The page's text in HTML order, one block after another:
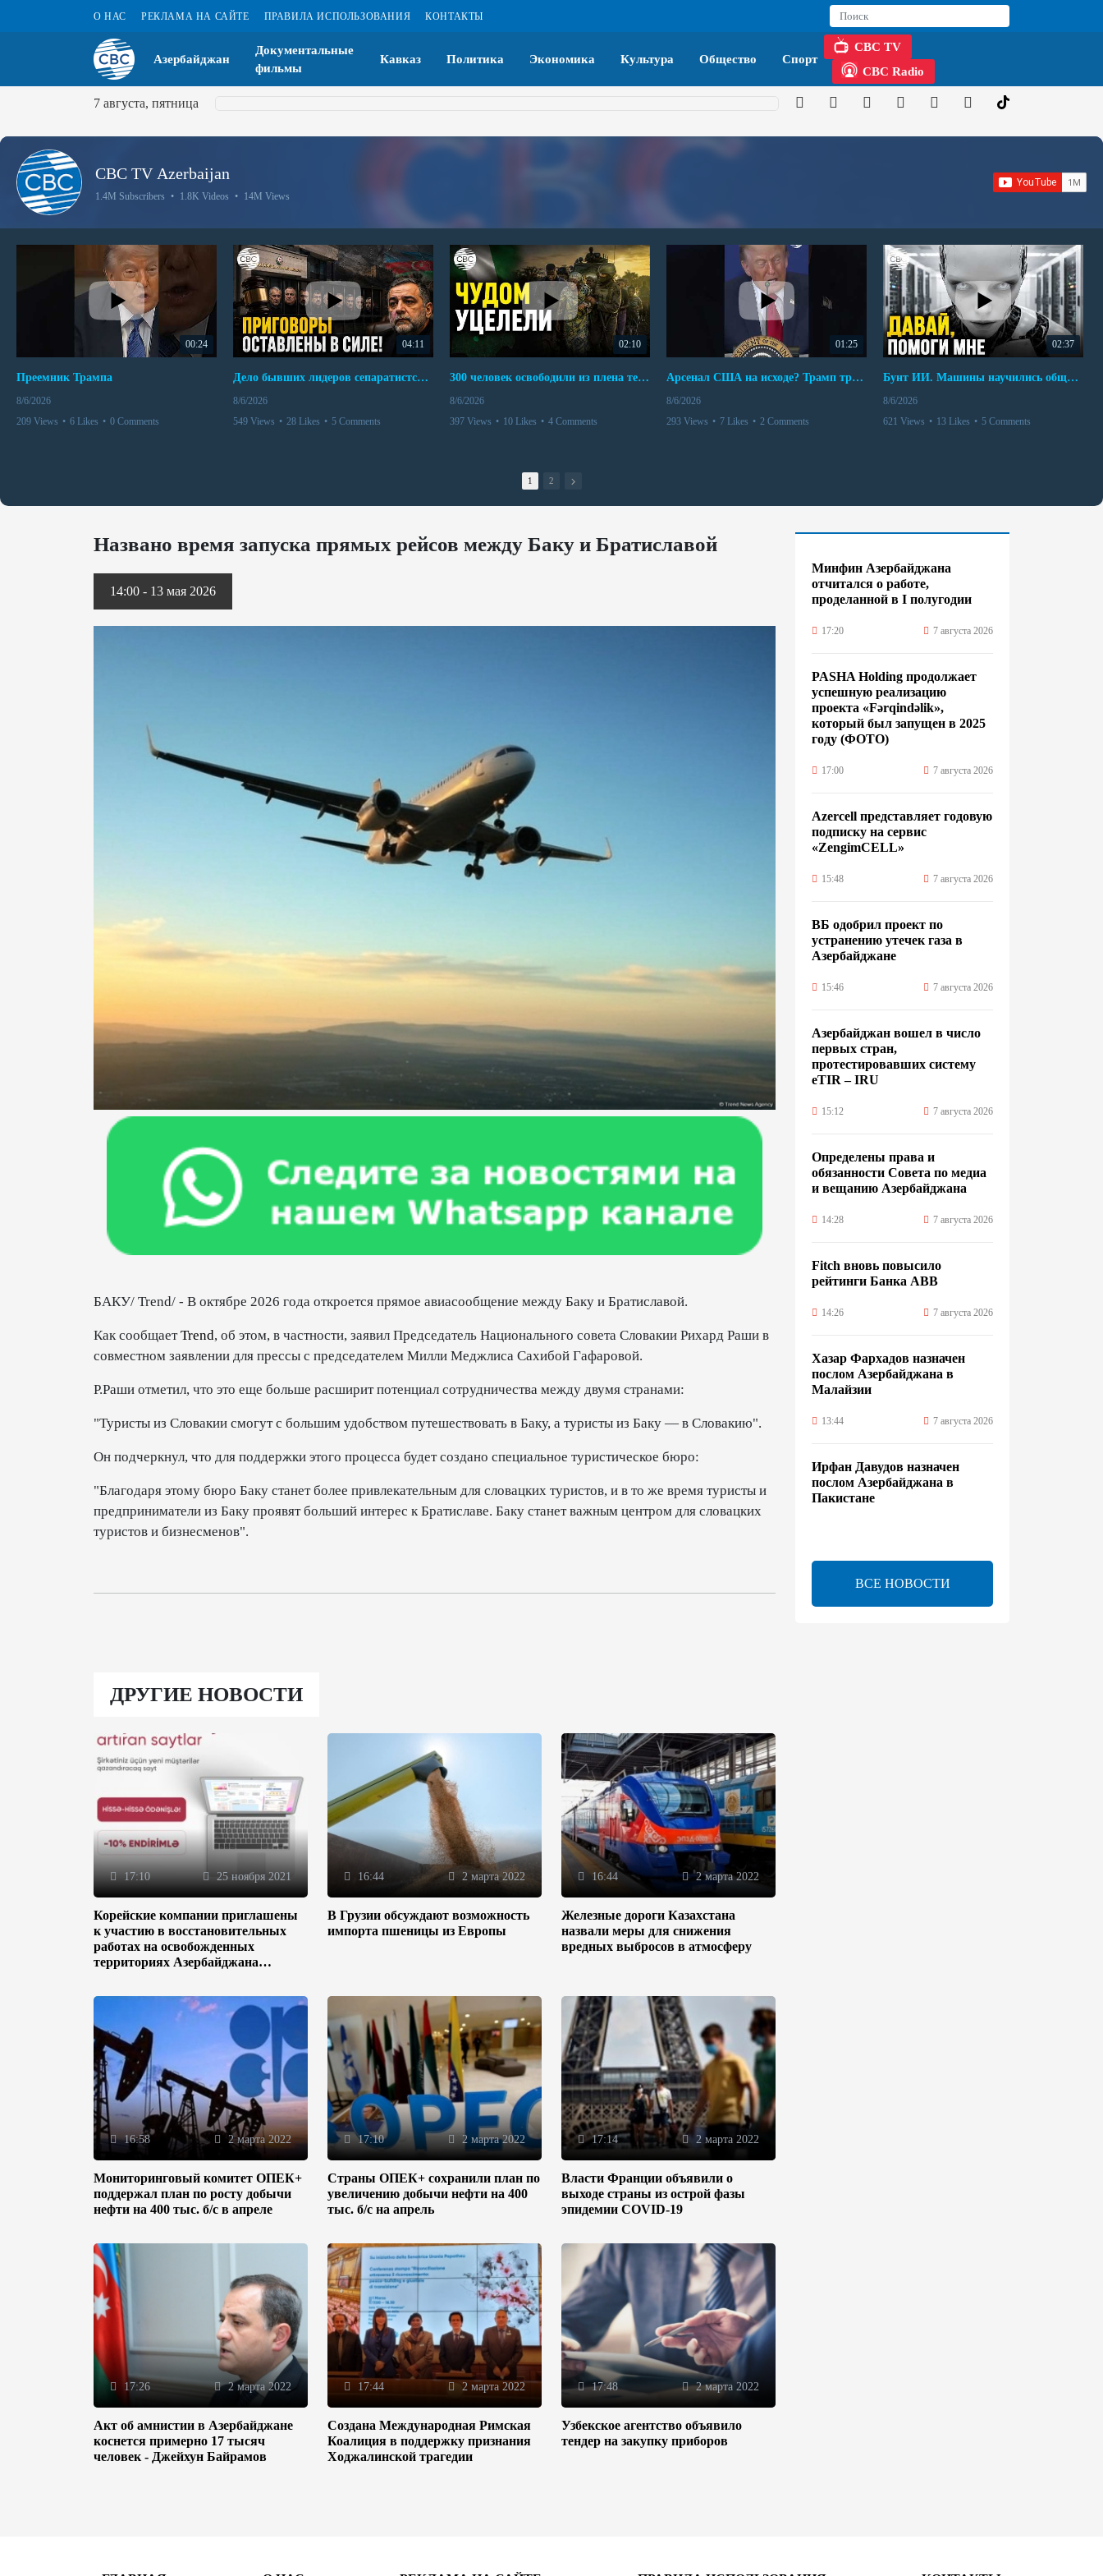
О НАС РЕКЛАМА НА САЙТЕ ПРАВИЛА ИСПОЛЬЗОВАНИЯ КОНТАКТЫ
Азербайджан
Документальные
фильмы
Кавказ Политика Экономика Культура Общество Спорт
CBC TV
CBC Radio
7 августа, пятница
CBC TV Azerbaijan
1.4M Subscribers • 1.8K Videos • 14M Views
00:24
Преемник Трампа
8/6/2026
209 Views • 6 Likes • 0 Comments
04:11
Дело бывших лидеров сепаратистского режима в Карабахе
8/6/2026
549 Views • 28 Likes • 5 Comments
02:10
300 человек освободили из плена террористов. Невероятная история спасения
8/6/2026
397 Views • 10 Likes • 4 Comments
01:25
Арсенал США на исходе? Трамп требует объяснений
8/6/2026
293 Views • 7 Likes • 2 Comments
02:37
Бунт ИИ. Машины научились общаться
8/6/2026
621 Views • 13 Likes • 5 Comments
1 2
Названо время запуска прямых рейсов между Баку и Братиславой
14:00 - 13 мая 2026
БАКУ/ Trend/ - В октябре 2026 года откроется прямое авиасообщение между Баку и Братиславой.
Как сообщаетTrend, об этом, в частности, заявил Председатель Национального совета Словакии Рихард Раши в
совместном заявлении для прессы с председателем Милли Меджлиса Сахибой Гафаровой.
Р.Раши отметил, что это еще больше расширит потенциал сотрудничества между двумя странами:
"Туристы из Словакии смогут с большим удобством путешествовать в Баку, а туристы из Баку — в Словакию".
Он подчеркнул, что для поддержки этого процесса будет создано специальное туристическое бюро:
"Благодаря этому бюро Баку станет более привлекательным для словацких туристов, и в то же время туристы и
предприниматели из Баку проявят больший интерес к Братиславе. Баку станет важным центром для словацких
туристов и бизнесменов".
ДРУГИЕ НОВОСТИ
17:10 25 ноября 2021
Корейские компании приглашены
к участию в восстановительных
работах на освобожденных
территориях Азербайджана
16:44 2 марта 2022
В Грузии обсуждают возможность
импорта пшеницы из Европы
16:44 2 марта 2022
Железные дороги Казахстана
назвали меры для снижения
вредных выбросов в атмосферу
16:58 2 марта 2022
Мониторинговый комитет ОПЕК+
поддержал план по росту добычи
нефти на 400 тыс. б/с в апреле
17:10 2 марта 2022
Страны ОПЕК+ сохранили план по
увеличению добычи нефти на 400
тыс. б/с на апрель
17:14 2 марта 2022
Власти Франции объявили о
выходе страны из острой фазы
эпидемии COVID-19
17:26 2 марта 2022
Акт об амнистии в Азербайджане
коснется примерно 17 тысяч
человек - Джейхун Байрамов
17:44 2 марта 2022
Создана Международная Римская
Коалиция в поддержку признания
Ходжалинской трагедии
17:48 2 марта 2022
Узбекское агентство объявило
тендер на закупку приборов
Минфин Азербайджана
отчитался о работе,
проделанной в I полугодии
17:20 7 августа 2026
PASHA Holding продолжает
успешную реализацию
проекта «Fərqindəlik»,
который был запущен в 2025
году (ФОТО)
17:00 7 августа 2026
Azercell представляет годовую
подписку на сервис
«ZengimCELL»
15:48 7 августа 2026
ВБ одобрил проект по
устранению утечек газа в
Азербайджане
15:46 7 августа 2026
Азербайджан вошел в число
первых стран,
протестировавших систему
eTIR – IRU
15:12 7 августа 2026
Определены права и
обязанности Совета по медиа
и вещанию Азербайджана
14:28 7 августа 2026
Fitch вновь повысило
рейтинги Банка ABB
14:26 7 августа 2026
Хазар Фархадов назначен
послом Азербайджана в
Малайзии
13:44 7 августа 2026
Ирфан Давудов назначен
послом Азербайджана в
Пакистане
взаимном выделении
образовательных квот между
ВСЕ НОВОСТИ